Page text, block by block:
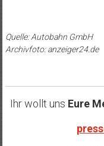
Quelle: Autobahn GmbH
Archivfoto: anzeiger24.de
Ihr wollt uns Eure